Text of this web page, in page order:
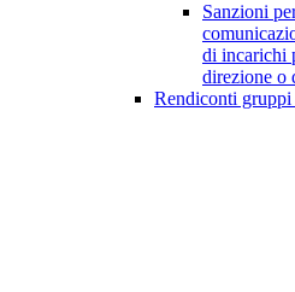
Sanzioni
di incarichi
direzione o
Rendiconti